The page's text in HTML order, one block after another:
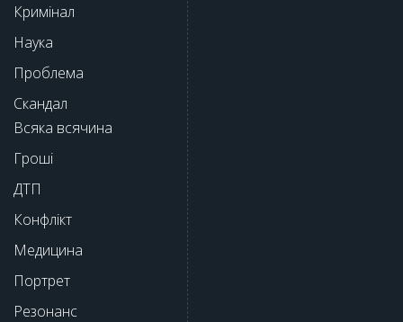
Кримінал
Наука
Проблема
Скандал
Всяка всячина
Гроші
ДТП
Конфлікт
Медицина
Портрет
Резонанс